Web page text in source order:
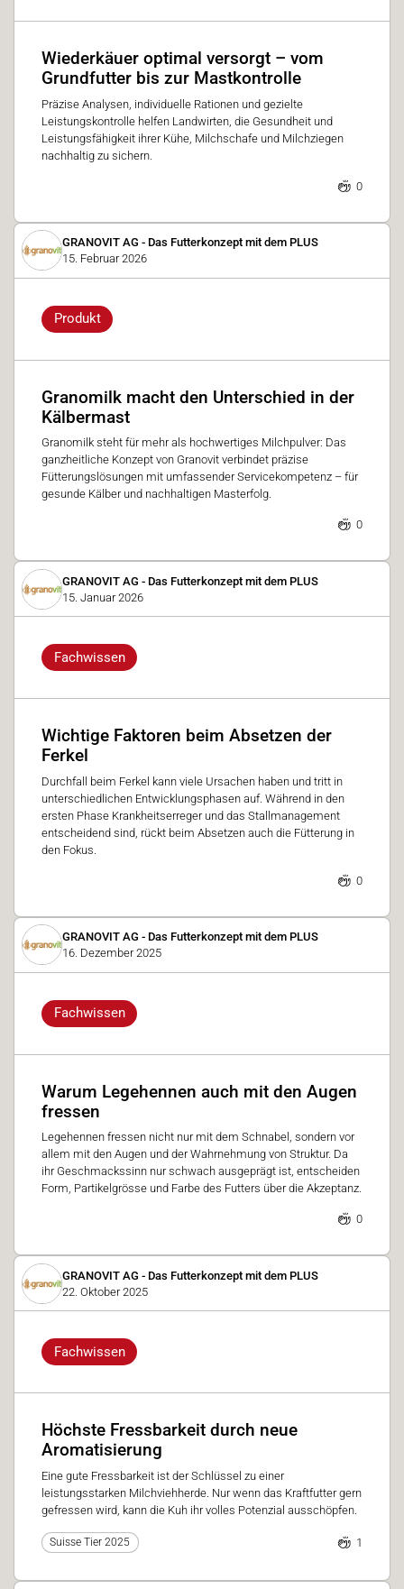
Wiederkäuer optimal versorgt – vom
Grundfutter bis zur Mastkontrolle
Präzise Analysen, individuelle Rationen und gezielte
Leistungskontrolle helfen Landwirten, die Gesundheit und
Leistungsfähigkeit ihrer Kühe, Milchschafe und Milchziegen
nachhaltig zu sichern.
0
GRANOVIT AG - Das Futterkonzept mit dem PLUS
15. Februar 2026
Produkt
Granomilk macht den Unterschied in der
Kälbermast
Granomilk steht für mehr als hochwertiges Milchpulver: Das
ganzheitliche Konzept von Granovit verbindet präzise
Fütterungslösungen mit umfassender Servicekompetenz – für
gesunde Kälber und nachhaltigen Mast­erfolg.
0
GRANOVIT AG - Das Futterkonzept mit dem PLUS
15. Januar 2026
Fachwissen
Wichtige Faktoren beim Absetzen der
Ferkel
Durchfall beim Ferkel kann viele Ursachen haben und tritt in
unterschiedlichen Entwicklungsphasen auf. Während in den
ersten Phase Krankheitserreger und das Stallmanagement
entscheidend sind, rückt beim Absetzen auch die Fütterung in
den Fokus.
0
GRANOVIT AG - Das Futterkonzept mit dem PLUS
16. Dezember 2025
Fachwissen
Warum Legehennen auch mit den Augen
fressen
Legehennen fressen nicht nur mit dem Schnabel, sondern vor
allem mit den Augen und der Wahrnehmung von Struktur. Da
ihr Geschmackssinn nur schwach ausgeprägt ist, entscheiden
Form, Partikelgrösse und Farbe des Futters über die Akzeptanz.
0
GRANOVIT AG - Das Futterkonzept mit dem PLUS
22. Oktober 2025
Fachwissen
Höchste Fressbarkeit durch neue
Aromatisierung
Eine gute Fressbarkeit ist der Schlüssel zu einer
leistungsstarken Milchviehherde. Nur wenn das Kraftfutter gern
gefressen wird, kann die Kuh ihr volles Potenzial ausschöpfen.
Suisse Tier 2025 1